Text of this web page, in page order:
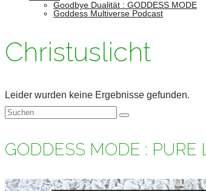
Goodbye Dualität : GODDESS MODE
Goddess Multiverse Podcast
Christuslicht
Leider wurden keine Ergebnisse gefunden.
Suchen
GODDESS MODE : PURE